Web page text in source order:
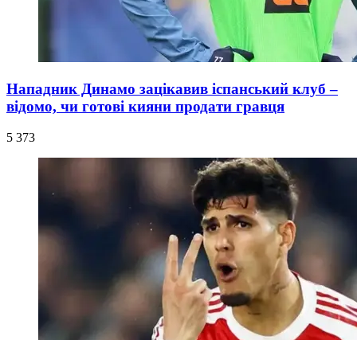
Нападник Динамо зацікавив іспанський клуб –
відомо, чи готові кияни продати гравця
5 373